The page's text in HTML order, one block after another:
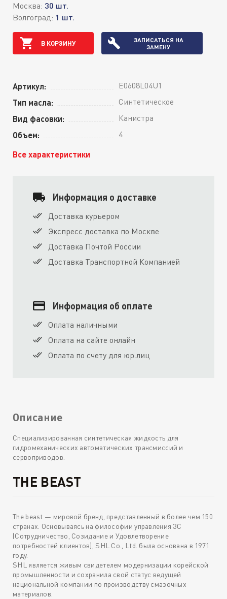
Москва: 30 шт.
Волгоград: 1 шт.
В КОРЗИНУ
ЗАПИСАТЬСЯ НА
ЗАМЕНУ
Артикул: E0608L04U1
Тип масла: Синтетическое
Вид фасовки: Канистра
Объем: 4
Все характеристики
Информация о доставке
Доставка курьером
Экспресс доставка по Москве
Доставка Почтой России
Доставка Транспортной Компанией
Информация об оплате
Оплата наличными
Оплата на сайте онлайн
Оплата по счету для юр.лиц
Описание
Специализированная синтетическая жидкость для
гидромеханических автоматических трансмиссий и
сервоприводов.
THE BEAST
The beast — мировой бренд, представленный в более чем 150
странах. Основываясь на философии управления 3C
(Сотрудничество, Созидание и Удовлетворение
потребностей клиентов), SHL Co., Ltd. была основана в 1971
году.
SHL является живым свидетелем модернизации корейской
промышленности и сохранила свой статус ведущей
национальной компании по производству смазочных
материалов.